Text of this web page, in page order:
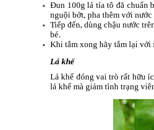
Đun 100g lá tía tô đã chuẩn
nguội bớt, pha thêm với
Tiếp đến, dùng chậu nước
bé.
Khi tắm xong hãy tắm lại với
Lá khế
Lá khế đóng vai trò rất hữu
lá khế mà giảm tình trạng